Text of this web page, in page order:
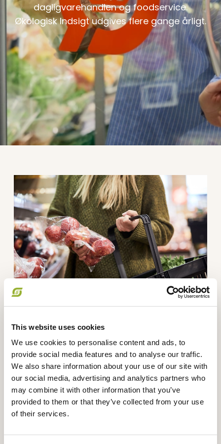
This website uses cookies
We use cookies to personalise content and ads, to
provide social media features and to analyse our traffic.
We also share information about your use of our site with
our social media, advertising and analytics partners who
may combine it with other information that you’ve
provided to them or that they’ve collected from your use
of their services.
dagligvarehandlen og foodservice.
Økologisk Indsigt udgives flere gange årligt.
Læs mere om Økologisk Indsigt: Arketyper
Økologisk Indsigt: Arketyper
Læs mere om Dagligvarehandlen